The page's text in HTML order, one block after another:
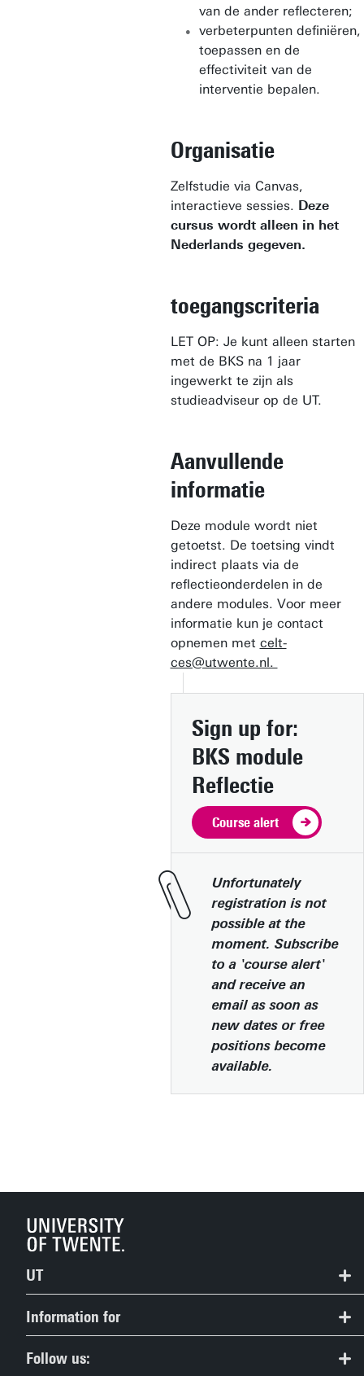
van de ander reflecteren;
verbeterpunten definiëren,
toepassen en de
effectiviteit van de
interventie bepalen.
Organisatie
Zelfstudie via Canvas,
interactieve sessies. Deze
cursus wordt alleen in het
Nederlands gegeven.
toegangscriteria
LET OP: Je kunt alleen starten
met de BKS na 1 jaar
ingewerkt te zijn als
studieadviseur op de UT.
Aanvullende
informatie
Deze module wordt niet
getoetst. De toetsing vindt
indirect plaats via de
reflectieonderdelen in de
andere modules. Voor meer
informatie kun je contact
opnemen met celt-
ces@utwente.nl.
Sign up for:
BKS module
Reflectie
Course alert
Unfortunately
registration is not
possible at the
moment. Subscribe
to a 'course alert'
and receive an
email as soon as
new dates or free
positions become
available.
UT
Contact
Information for
Prospective Students
Follow us: